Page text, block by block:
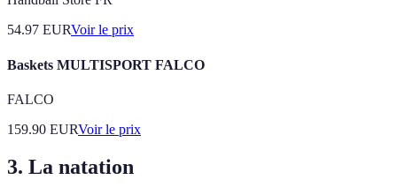
54.97 EURVoir le prix
Baskets MULTISPORT FALCO
FALCO
159.90 EURVoir le prix
3. La natation